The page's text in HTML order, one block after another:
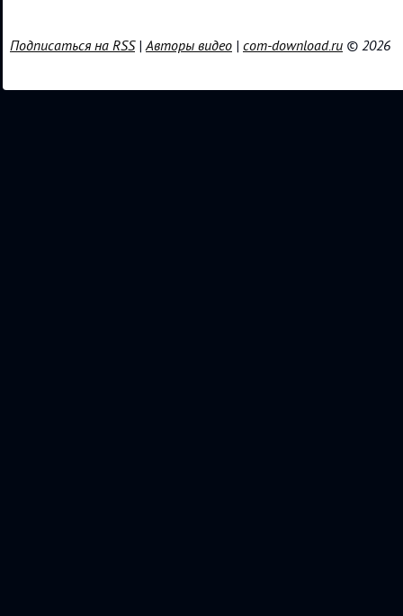
Подписаться на RSS|Авторы видео | com-download.ru © 2026